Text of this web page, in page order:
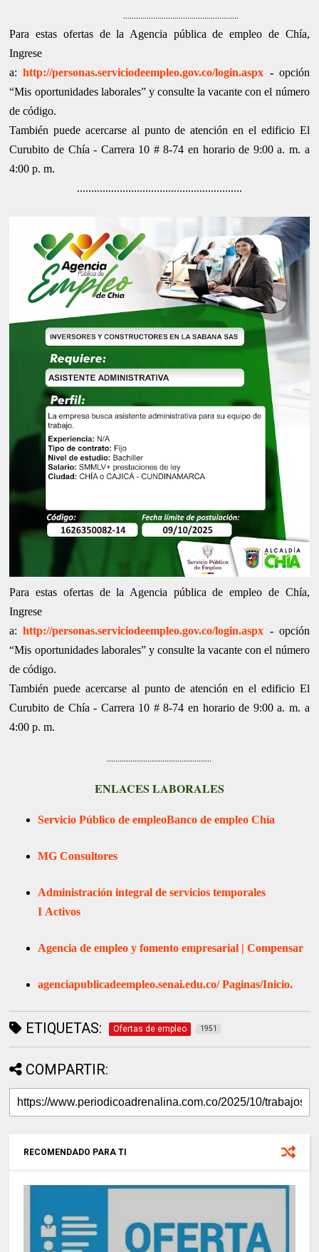
......................................................
Para estas ofertas de la Agencia pública de empleo de Chía,
Ingrese
a:http://personas.serviciodeempleo.gov.co/login.aspx -opción
“Mis oportunidades laborales” y consulte la vacante con el número
de código.
También puede acercarse al punto de atención en el edificio El
Curubito de Chía - Carrera 10 # 8-74 en horario de 9:00 a. m. a
4:00 p. m.
..........................................................
Para estas ofertas de la Agencia pública de empleo de Chía,
Ingrese
a:http://personas.serviciodeempleo.gov.co/login.aspx -opción
“Mis oportunidades laborales” y consulte la vacante con el número
de código.
También puede acercarse al punto de atención en el edificio El
Curubito de Chía - Carrera 10 # 8-74 en horario de 9:00 a. m. a
4:00 p. m.
.................................................
ENLACES LABORALES
Servicio Público de empleoBanco de empleo Chía
MG Consultores
Administración integral de servicios temporales
IActivos
Agencia de empleo y fomento empresarial | Compensar
agenciapublicadeempleo.senai.edu.co/Paginas/Inicio.
ETIQUETAS: Ofertas de empleo 1951
COMPARTIR:
RECOMENDADO PARA TI